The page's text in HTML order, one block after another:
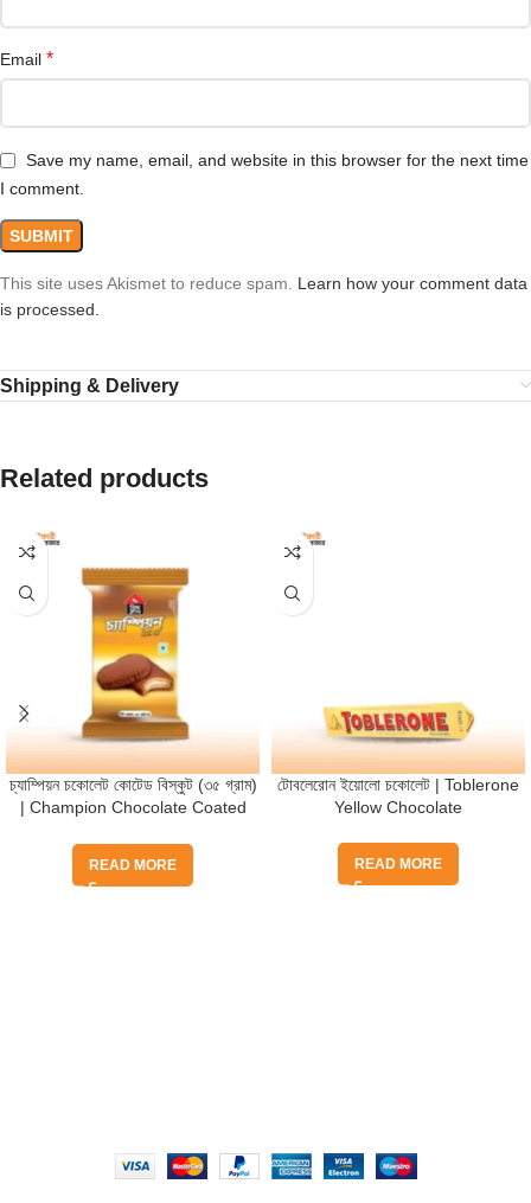
Email *
Save my name, email, and website in this browser for the next time
I comment.
This site uses Akismet to reduce spam. Learn how your comment data
is processed.
Shipping & Delivery
Related products
চ্যাম্পিয়ন চকোলেট কোটেড বিস্কুট (৩৫ গ্রাম)
| Champion Chocolate Coated
READ MORE
টোবলেরোন ইয়োলো চকোলেট | Toblerone
Yellow Chocolate
READ MORE